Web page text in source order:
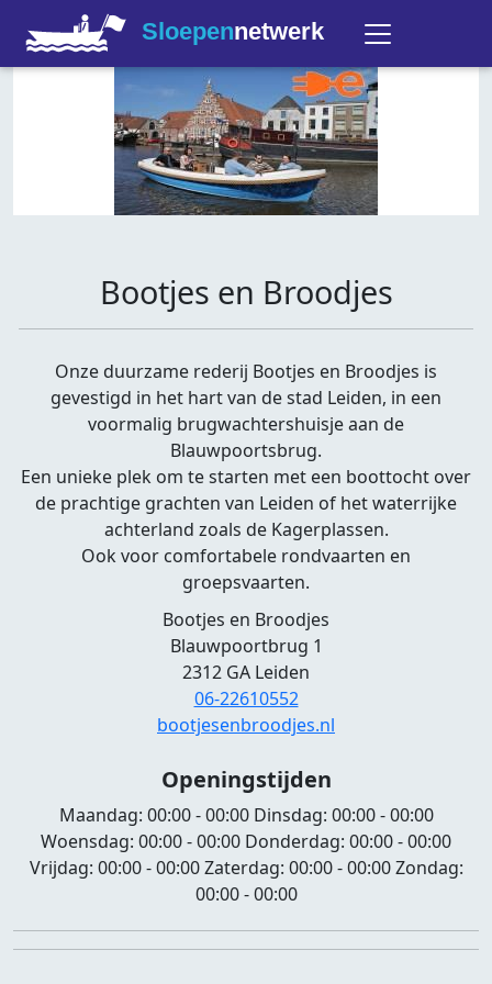
Sloepennetwerk
Bootjes en Broodjes
Onze duurzame rederij Bootjes en Broodjes is
gevestigd in het hart van de stad Leiden, in een
voormalig brugwachtershuisje aan de
Blauwpoortsbrug.
Een unieke plek om te starten met een boottocht over
de prachtige grachten van Leiden of het waterrijke
achterland zoals de Kagerplassen.
Ook voor comfortabele rondvaarten en
groepsvaarten.
Bootjes en Broodjes
Blauwpoortbrug 1
2312 GA Leiden
06-22610552
bootjesenbroodjes.nl
Openingstijden
Maandag: 00:00 - 00:00Dinsdag: 00:00 - 00:00
Woensdag: 00:00 - 00:00 Donderdag: 00:00 - 00:00
Vrijdag: 00:00 - 00:00Zaterdag: 00:00 - 00:00Zondag:
00:00 - 00:00